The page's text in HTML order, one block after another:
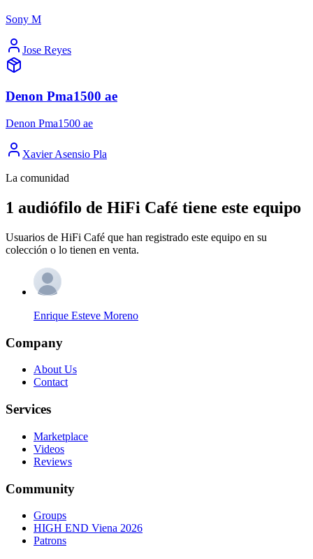
Sony M
Jose Reyes
Denon Pma1500 ae
Denon Pma1500 ae
Xavier Asensio Pla
La comunidad
1 audiófilo de HiFi Café tiene este equipo
Usuarios de HiFi Café que han registrado este equipo en su
colección o lo tienen en venta.
Enrique Esteve Moreno
Company
About Us
Contact
Services
Marketplace
Videos
Reviews
Community
Groups
HIGH END Viena 2026
Patrons